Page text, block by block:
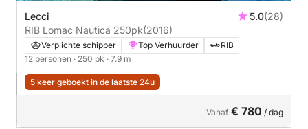
Lecci 5.0(28)
RIB Lomac Nautica 250pk(2016)
Verplichte schipper Top Verhuurder
RIB
12 personen · 250 pk · 7.9 m
5 keer geboekt in de laatste 24u
Vanaf € 780 / dag